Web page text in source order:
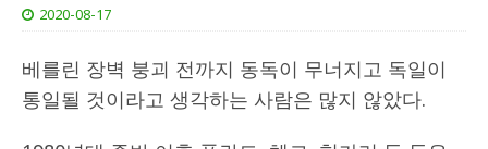
2020-08-17
베를린 장벽 붕괴 전까지 동독이 무너지고 독일이
통일될 것이라고 생각하는 사람은 많지 않았다.